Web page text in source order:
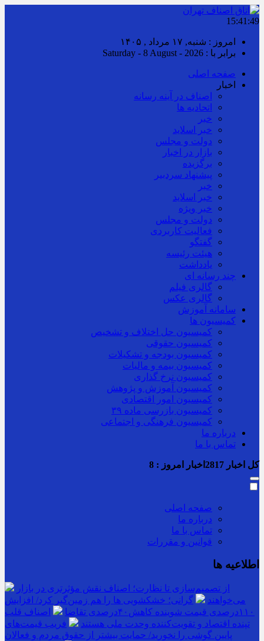
15:41:50
امروز : شنبه, ۱۷ مرداد , ۱۴۰۵
برابر با : Saturday - 8 August - 2026
صفحه اصلی
اخبار
اصناف در آینه رسانه
اتحادیه ها
خبر
خبر اسلايد
دولت و مجلس
بازار در اخبار
برگزیده
پیشنهاد سردبیر
خبر
خبر اسلايد
خبر ویژه
دولت و مجلس
فعالیت کاربردی
گفتگو
هیئت رئیسه
یادداشت
چند رسانه ای
گالری فیلم
گالری عکس
سامانه آموزش
کمیسیون ها
کمیسیون حل اختلاف و تشخیص
کمیسیون حقوقی
کمیسیون بودجه و تشکیلات
کمیسیون بیمه و مالیات
کمیسیون نرخ گذاری
کمیسیون آموزش و پژوهش
کمیسیون امور اقتصادی
کمیسیون بازرسی ماده ۳۹
کمیسیون فرهنگی و اجتماعی
درباره ما
تماس با ما
کل اخبار اخبار امروز : 8
صفحه اصلی
درباره ما
تماس با ما
قوانین و مقررات
اطلاعیه ها
از تصمیم‌سازی تا نظارت؛ اصناف نقش مؤثرتری در بازار
می‌خواهند
گرانی؛ خشکشویی‌ ها را هم زمین‌گیر کرد/ افزایش
۱۱۰درصدی قیمت شوینده کاهش۴۰درصدی تقاضا
اصناف قلب
تپنده اقتصاد و تقویت‌کننده وحدت ملی هستند
فریب قیمت‌های
پایین گوشی را نخورید/ حمایت بیشتر از حقوق مردم و فعالان